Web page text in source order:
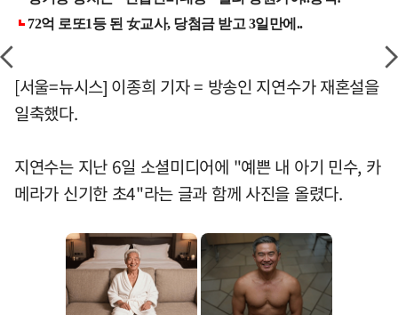
[서울=뉴시스] 이종희 기자 = 방송인 지연수가 재혼설을
일축했다.
지연수는 지난 6일 소셜미디어에 "예쁜 내 아기 민수, 카
메라가 신기한 초4"라는 글과 함께 사진을 올렸다.